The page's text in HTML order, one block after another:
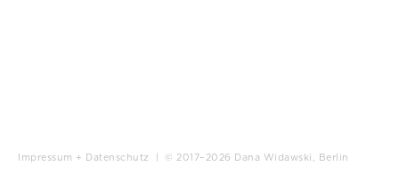
Impressum + Datenschutz | © 2017–2026 Dana Widawski, Berlin